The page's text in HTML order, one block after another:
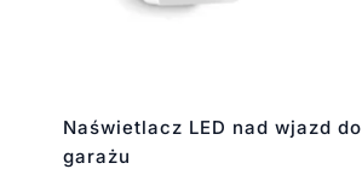
Naświetlacz LED nad wjazd do
garażu